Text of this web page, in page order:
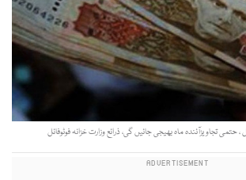
تجاویزآئندہ ماہ بھیجی جائیں گی، ذرائع وزارت خزانہ فوٹوفائل